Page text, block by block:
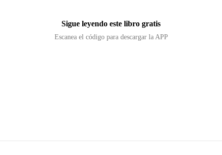
Sigue leyendo este libro gratis
Escanea el código para descargar la APP